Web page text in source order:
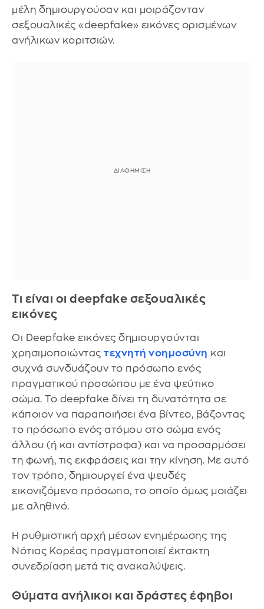
μέλη δημιουργούσαν και μοιράζονταν
σεξουαλικές «deepfake» εικόνες ορισμένων
ανήλικων κοριτσιών.
Τι είναι οι deepfake σεξουαλικές
εικόνες
Οι Deepfake εικόνες δημιουργούνται
χρησιμοποιώντας τεχνητή νοημοσύνη και
συχνά συνδυάζουν το πρόσωπο ενός
πραγματικού προσώπου με ένα ψεύτικο
σώμα. Το deepfake δίνει τη δυνατότητα σε
κάποιον να παραποιήσει ένα βίντεο, βάζοντας
το πρόσωπο ενός ατόμου στο σώμα ενός
άλλου (ή και αντίστροφα) και να προσαρμόσει
τη φωνή, τις εκφράσεις και την κίνηση. Με αυτό
τον τρόπο, δημιουργεί ένα ψευδές
εικονιζόμενο πρόσωπο, το οποίο όμως μοιάζει
με αληθινό.
Η ρυθμιστική αρχή μέσων ενημέρωσης της
Νότιας Κορέας πραγματοποιεί έκτακτη
συνεδρίαση μετά τις ανακαλύψεις.
Θύματα ανήλικοι και δράστες έφηβοι